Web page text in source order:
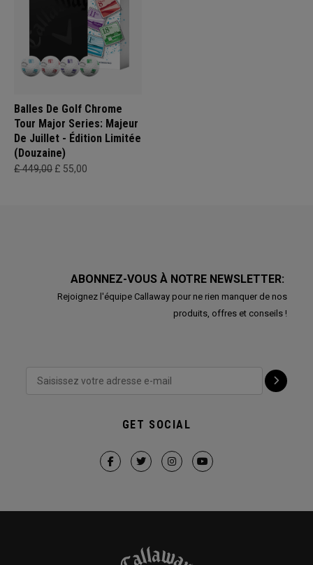
Balles De Golf Chrome
Tour Major Series: Majeur
De Juillet - Édition Limitée
(Douzaine)
£ 449,00 £ 55,00
ABONNEZ-VOUS À NOTRE NEWSLETTER:
Rejoignez l'équipe Callaway pour ne rien manquer de nos
produits, offres et conseils !
GET SOCIAL